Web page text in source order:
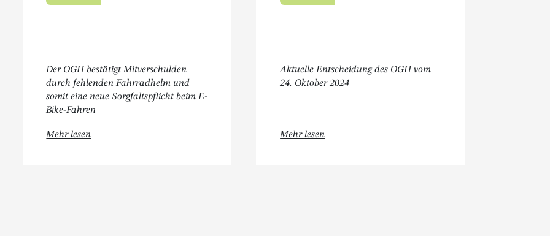
"
Der OGH bestätigt Mitverschulden
durch fehlenden Fahrradhelm und
somit eine neue Sorgfaltspflicht beim E-
Bike-Fahren
Mehr lesenÖffnet " Neue Sorgfaltspflicht für E-Bike-Nutzer:innen "
Aktuelle Entscheidung des OGH vom
24. Oktober 2024
Mehr lesenÖffnet " Unterhaltsbemessung bei Selbstständigen "